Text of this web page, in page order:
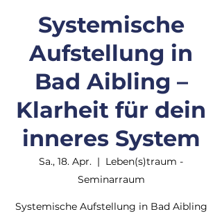
Systemische
Aufstellung in
Bad Aibling –
Klarheit für dein
inneres System
Sa., 18. Apr.
  |
Leben(s)traum -
Seminarraum
Systemische Aufstellung in Bad Aibling